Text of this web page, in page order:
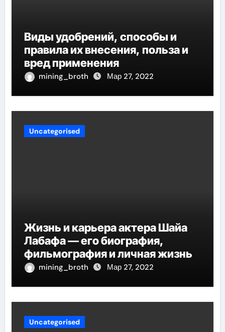
Виды удобрений, способы и
правила их внесения, польза и
вред применения
mining_broth Мар 27, 2022
Uncategorised
Жизнь и карьера актера Шайа
Лабафа — его биография,
фильмография и личная жизнь
mining_broth Мар 27, 2022
Uncategorised